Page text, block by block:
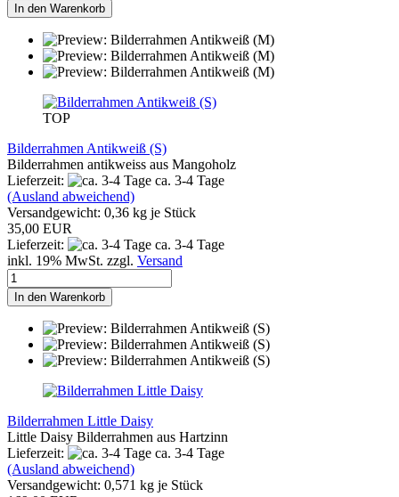
In den Warenkorb
TOP
Bilderrahmen Antikweiß (S)
Bilderrahmen antikweiss aus Mangoholz
Lieferzeit:
ca. 3-4 Tage
(Ausland abweichend)
Versandgewicht: 0,36 kg je Stück
35,00 EUR
Lieferzeit:
ca. 3-4 Tage
inkl. 19% MwSt. zzgl. Versand
In den Warenkorb
Bilderrahmen Little Daisy
Little Daisy Bilderrahmen aus Hartzinn
Lieferzeit:
ca. 3-4 Tage
(Ausland abweichend)
Versandgewicht: 0,571 kg je Stück